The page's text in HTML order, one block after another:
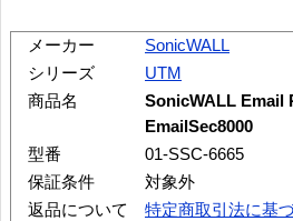
メーカー
SonicWALL
シリーズ
UTM
商品名
SonicWALL Email
EmailSec8000
型番
01-SSC-6665
保証条件
対象外
返品について
特定商取引法に基